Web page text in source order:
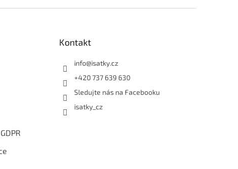
Kontakt
info@isatky.cz
+420 737 639 630
Sledujte nás na Facebooku
isatky_cz